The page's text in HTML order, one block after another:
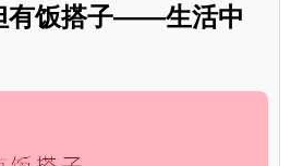
有饭搭子——生活中